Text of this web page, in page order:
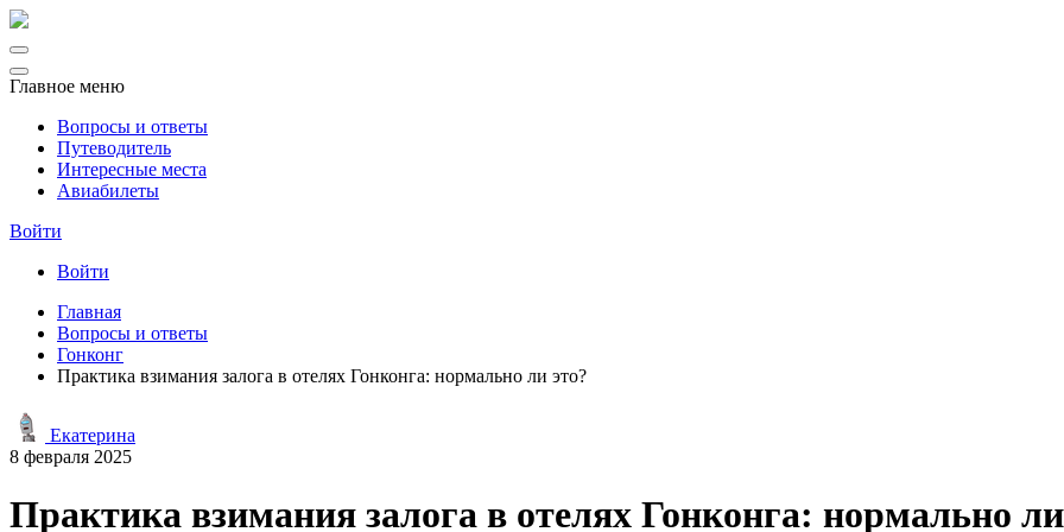
Главное меню
Вопросы и ответы
Путеводитель
Интересные места
Авиабилеты
Войти
Войти
Главная
Вопросы и ответы
Гонконг
Практика взимания залога в отелях Гонконга: нормально ли это?
Екатерина
8 февраля 2025
Практика взимания залога в отелях Гонконга: нормально